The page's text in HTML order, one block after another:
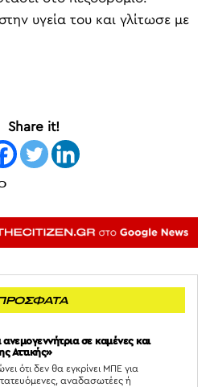
υγεία του και γλίτωσε με
Share it!
σε καμένες και
Αττικής»
ότι δεν θα εγκρίνει ΜΠΕ για
αναδασωτέες ή